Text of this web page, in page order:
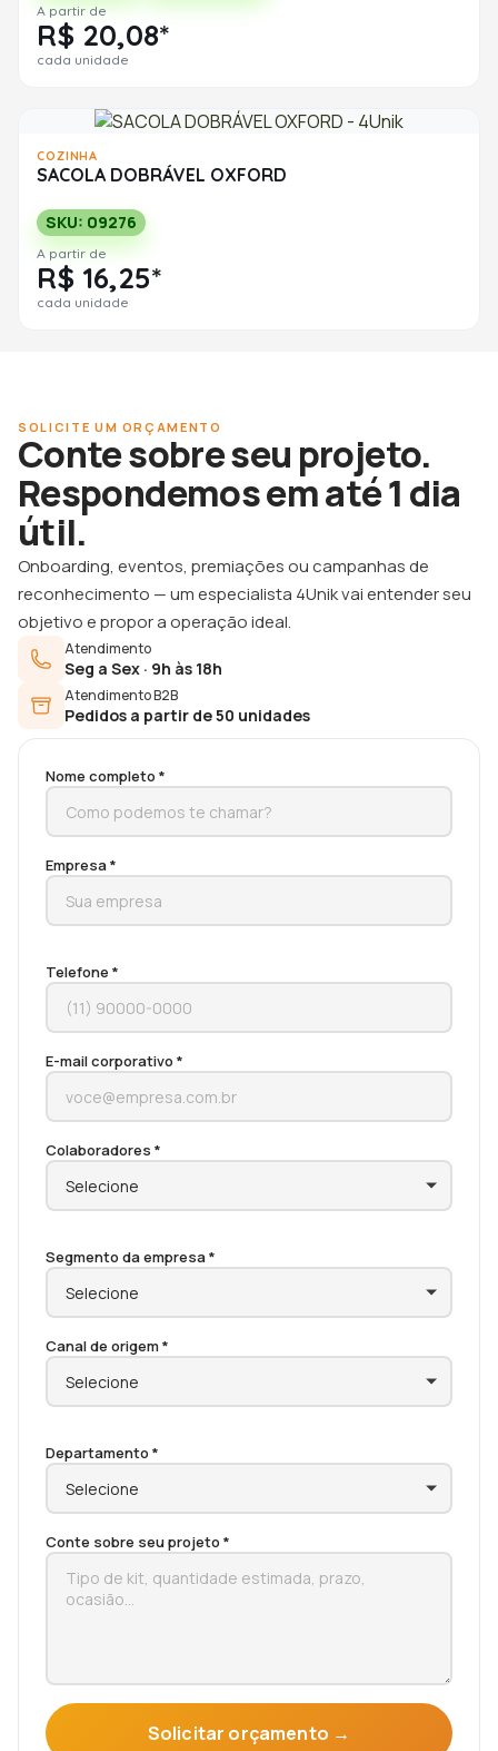
A partir de
R$ 20,08*
cada unidade
COZINHA
SACOLA DOBRÁVEL OXFORD
SKU: 09276
A partir de
R$ 16,25*
cada unidade
SOLICITE UM ORÇAMENTO
Conte sobre seu projeto.
Respondemos em até 1 dia
útil.
Onboarding, eventos, premiações ou campanhas de
reconhecimento — um especialista 4Unik vai entender seu
objetivo e propor a operação ideal.
Atendimento
Seg a Sex · 9h às 18h
Atendimento B2B
Pedidos a partir de 50 unidades
Nome completo *
Empresa *
Telefone *
E-mail corporativo *
Colaboradores *
Segmento da empresa *
Canal de origem *
Departamento *
Conte sobre seu projeto *
Solicitar orçamento →